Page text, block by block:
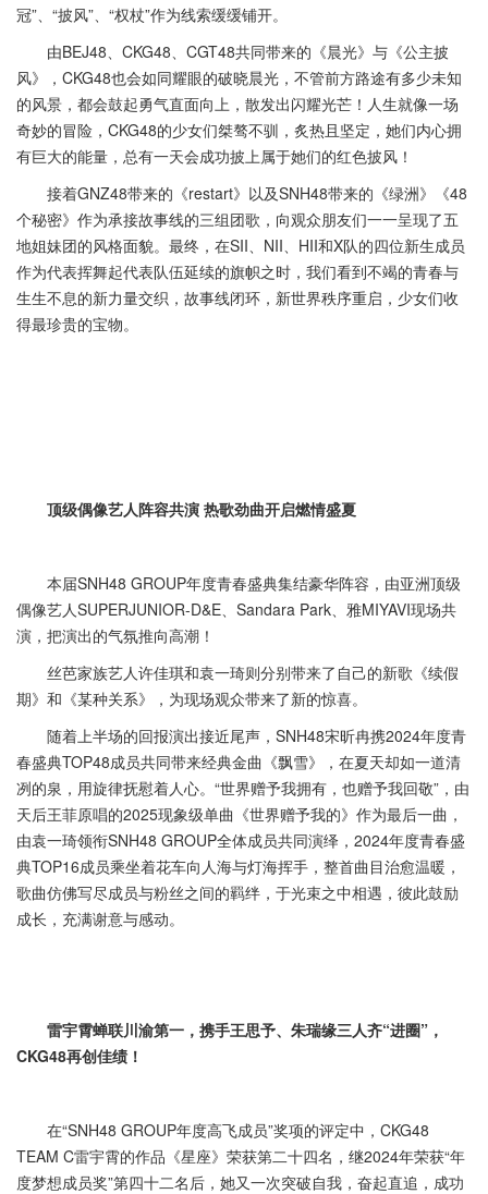
冠”、“披风”、“权杖”作为线索缓缓铺开。
由BEJ48、CKG48、CGT48共同带来的《晨光》与《公主披
风》，CKG48也会如同耀眼的破晓晨光，不管前方路途有多少未知
的风景，都会鼓起勇气直面向上，散发出闪耀光芒！人生就像一场
奇妙的冒险，CKG48的少女们桀骜不驯，炙热且坚定，她们内心拥
有巨大的能量，总有一天会成功披上属于她们的红色披风！
接着GNZ48带来的《restart》以及SNH48带来的《绿洲》《48
个秘密》作为承接故事线的三组团歌，向观众朋友们一一呈现了五
地姐妹团的风格面貌。最终，在SII、NII、HII和X队的四位新生成员
作为代表挥舞起代表队伍延续的旗帜之时，我们看到不竭的青春与
生生不息的新力量交织，故事线闭环，新世界秩序重启，少女们收
得最珍贵的宝物。
顶级偶像艺人阵容共演 热歌劲曲开启燃情盛夏
本届SNH48 GROUP年度青春盛典集结豪华阵容，由亚洲顶级
偶像艺人SUPERJUNIOR-D&E、Sandara Park、雅MIYAVI现场共
演，把演出的气氛推向高潮！
丝芭家族艺人许佳琪和袁一琦则分别带来了自己的新歌《续假
期》和《某种关系》，为现场观众带来了新的惊喜。
随着上半场的回报演出接近尾声，SNH48宋昕冉携2024年度青
春盛典TOP48成员共同带来经典金曲《飘雪》，在夏天却如一道清
冽的泉，用旋律抚慰着人心。“世界赠予我拥有，也赠予我回敬”，由
天后王菲原唱的2025现象级单曲《世界赠予我的》作为最后一曲，
由袁一琦领衔SNH48 GROUP全体成员共同演绎，2024年度青春盛
典TOP16成员乘坐着花车向人海与灯海挥手，整首曲目治愈温暖，
歌曲仿佛写尽成员与粉丝之间的羁绊，于光束之中相遇，彼此鼓励
成长，充满谢意与感动。
雷宇霄蝉联川渝第一，携手王思予、朱瑞缘三人齐“进圈”，
CKG48再创佳绩！
在“SNH48 GROUP年度高飞成员”奖项的评定中，CKG48
TEAM C雷宇霄的作品《星座》荣获第二十四名，继2024年荣获“年
度梦想成员奖”第四十二名后，她又一次突破自我，奋起直追，成功